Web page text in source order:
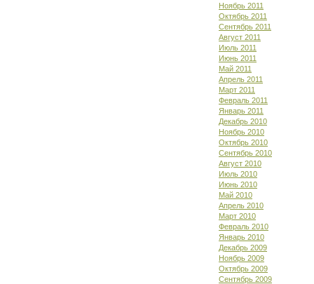
Ноябрь 2011
Октябрь 2011
Сентябрь 2011
Август 2011
Июль 2011
Июнь 2011
Май 2011
Апрель 2011
Март 2011
Февраль 2011
Январь 2011
Декабрь 2010
Ноябрь 2010
Октябрь 2010
Сентябрь 2010
Август 2010
Июль 2010
Июнь 2010
Май 2010
Апрель 2010
Март 2010
Февраль 2010
Январь 2010
Декабрь 2009
Ноябрь 2009
Октябрь 2009
Сентябрь 2009